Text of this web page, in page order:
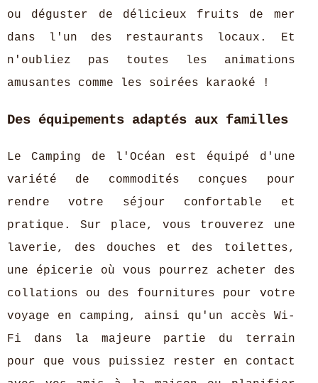
ou déguster de délicieux fruits de mer
dans l'un des restaurants locaux. Et
n'oubliez pas toutes les animations
amusantes comme les soirées karaoké !
Des équipements adaptés aux familles
Le Camping de l'Océan est équipé d'une
variété de commodités conçues pour
rendre votre séjour confortable et
pratique. Sur place, vous trouverez une
laverie, des douches et des toilettes,
une épicerie où vous pourrez acheter des
collations ou des fournitures pour votre
voyage en camping, ainsi qu'un accès Wi-
Fi dans la majeure partie du terrain
pour que vous puissiez rester en contact